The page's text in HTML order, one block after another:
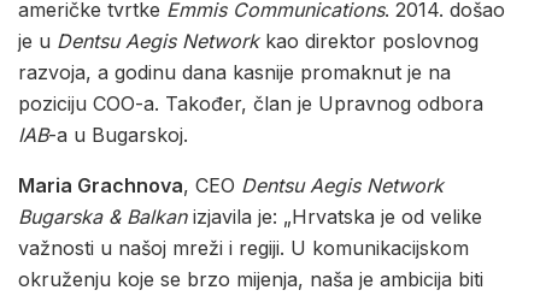
američke tvrtke Emmis Communications. 2014. došao
je u Dentsu Aegis Networkkao direktor poslovnog
razvoja, a godinu dana kasnije promaknut je na
poziciju COO-a. Također, član je Upravnog odbora
IAB-a u Bugarskoj.
Maria Grachnova, CEO Dentsu Aegis Network
Bugarska & Balkanizjavila je: „Hrvatska je od velike
važnosti u našoj mreži i regiji. U komunikacijskom
okruženju koje se brzo mijenja, naša je ambicija biti